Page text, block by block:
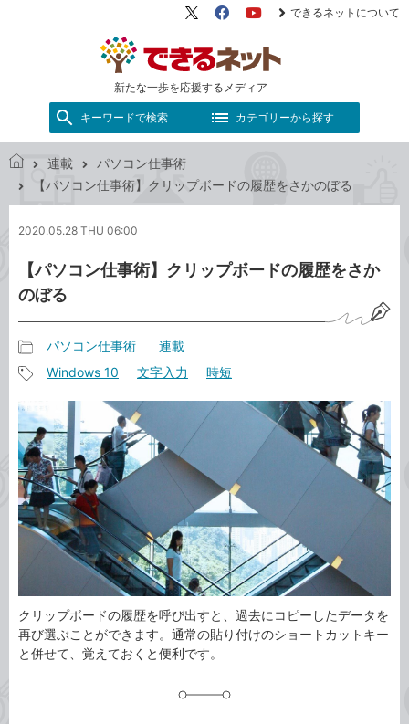
新たな一歩を応援するメディア
X（旧
FacebookYouTube
できるネットについて
キーワードで検索 カテゴリーから探す
ネ
ト
連載
パソコン仕事術
【パソコン仕事術】クリップボードの履歴をさかのぼる
2020.05.28 THU 06:00
【パソコン仕事術】クリップボードの履歴をさか
のぼる
事
テ
ゴ
リ
パソコン仕事術 連載
事
タ
グ
Windows 10 文字入力 時短
クリップボードの履歴を呼び出すと、過去にコピーしたデータを
再び選ぶことができます。通常の貼り付けのショートカットキー
と併せて、覚えておくと便利です。